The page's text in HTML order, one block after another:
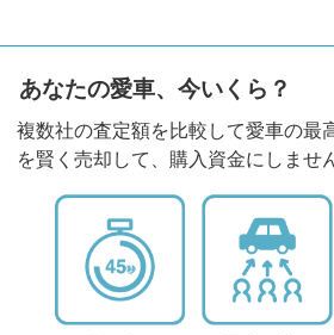
あなたの愛車、今いくら？
複数社の査定額を比較して愛車の最
を賢く売却して、購入資金にしませ